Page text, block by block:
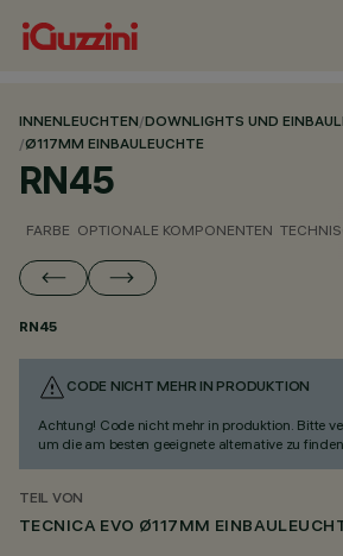
INNENLEUCHTEN/DOWNLIGHTS UND
/Ø117MM EINBAULEUCHTE
RN45
FARBE OPTIONALE KOMPONENTEN
RN45
CODE NICHT MEHR IN PRODUKTION
Achtung! Code nicht mehr in produktion. Bitte
um die am besten geeignete alternative zu
TEIL VON
TECNICA EVO Ø117MM